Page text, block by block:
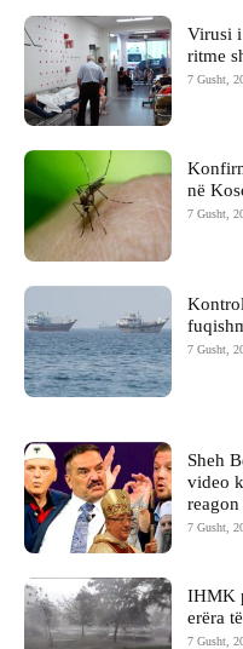
Virusi
ritme
7 Gusht,
në
7 Gusht,
7 Gusht,
Sheh
video
reagon
7 Gusht,
IHMK
erëra
7 Gusht,